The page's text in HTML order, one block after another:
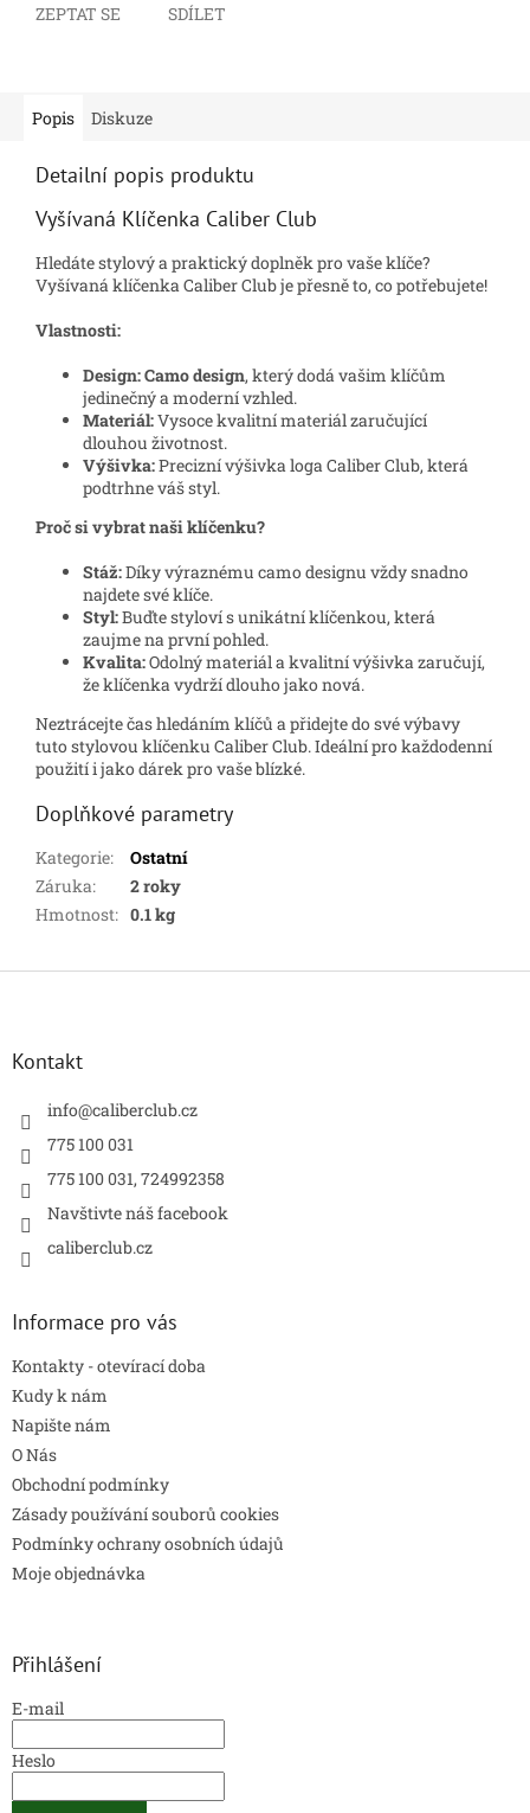
ZEPTAT SE SDÍLET
Popis Diskuze
Detailní popis produktu
Vyšívaná Klíčenka Caliber Club
Hledáte stylový a praktický doplněk pro vaše klíče?
Vyšívaná klíčenka Caliber Club je přesně to, co potřebujete!
Vlastnosti:
Design:Camo design, který dodá vašim klíčům
jedinečný a moderní vzhled.
Materiál:Vysoce kvalitní materiál zaručující
dlouhou životnost.
Výšivka:Precizní výšivka loga Caliber Club, která
podtrhne váš styl.
Proč si vybrat naši klíčenku?
Stáž:Díky výraznému camo designu vždy snadno
najdete své klíče.
Styl:Buďte styloví s unikátní klíčenkou, která
zaujme na první pohled.
Kvalita:Odolný materiál a kvalitní výšivka zaručují,
že klíčenka vydrží dlouho jako nová.
Neztrácejte čas hledáním klíčů a přidejte do své výbavy
tuto stylovou klíčenku Caliber Club. Ideální pro každodenní
použití i jako dárek pro vaše blízké.
Doplňkové parametry
Kategorie:
Ostatní
Záruka:
2 roky
Hmotnost: 0.1 kg
Z
Kontakt
info@caliberclub.cz
775 100 031
775 100 031, 724992358
Navštivte náš facebook
caliberclub.cz
Informace pro vás
Kontakty - otevírací doba
Kudy k nám
Napište nám
O Nás
Obchodní podmínky
Zásady používání souborů cookies
Podmínky ochrany osobních údajů
Moje objednávka
Přihlášení
E-mail
Heslo